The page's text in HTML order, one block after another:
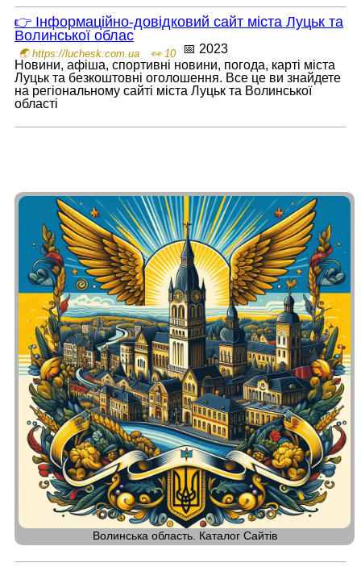
👉 Інформаційно-довідковий сайт міста Луцьк та
Волинської облас
🌏 https://luchesk.com.ua 👀 10
📅 2023
Новини, афіша, спортивні новини, погода, карті міста
Луцьк та безкоштовні оголошення. Все це ви знайдете
на регіональному сайті міста Луцьк та Волинської
області
Волинська область. Каталог Сайтів